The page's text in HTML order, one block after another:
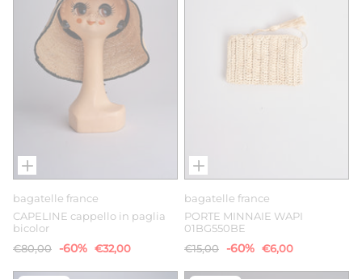
bagatelle france
CAPELINE cappello in paglia
bicolor
€80,00 -60% €32,00
bagatelle france
PORTE MINNAIE WAPI
01BG550BE
€15,00 -60% €6,00